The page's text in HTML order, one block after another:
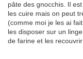
pâte des gnocchis. Il
les cuire mais on peut
(comme moi je les ai
les disposer sur un
de farine et les